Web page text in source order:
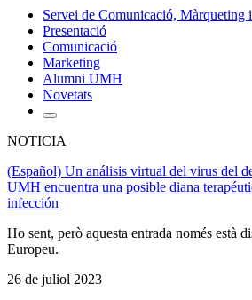
Servei de Comunicació, Màrqueting
Presentació
Comunicació
Marketing
Alumni UMH
Novetats
NOTICIA
(Español) Un análisis virtual del virus del
UMH encuentra una posible diana
infección
Ho sent, però aquesta entrada només està
Europeu.
26 de juliol 2023